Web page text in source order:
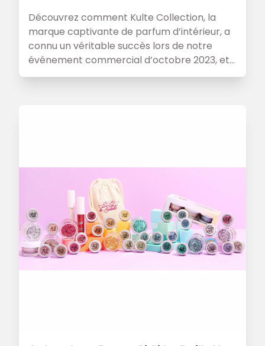
Découvrez comment Kulte Collection, la
marque captivante de parfum d’intérieur, a
connu un véritable succès lors de notre
événement commercial d’octobre 2023, et
ses conseils pour réussir vos Ankorstore